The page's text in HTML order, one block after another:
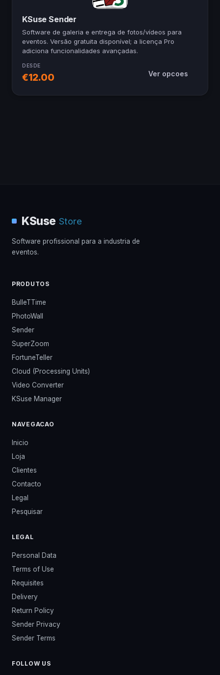
KSuse Sender
Software de galeria e entrega de fotos/vídeos para
eventos. Versão gratuita disponível; a licença Pro
adiciona funcionalidades avançadas.
DESDE
€12.00 Ver opcoes
KSuse Store
Software profissional para a industria de
eventos.
PRODUTOS
BulleTTime
PhotoWall
Sender
SuperZoom
FortuneTeller
Cloud (Processing Units)
Video Converter
KSuse Manager
NAVEGACAO
Inicio
Loja
Clientes
Contacto
Legal
Pesquisar
LEGAL
Personal Data
Terms of Use
Requisites
Delivery
Return Policy
Sender Privacy
Sender Terms
FOLLOW US